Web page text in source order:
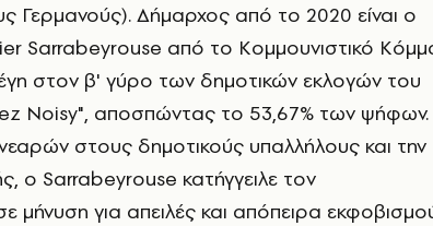
Γερμανούς). Δήμαρχος από το 2020 είναι ο
Sarrabeyrouse από το Κομμουνιστικό
στον β' γύρο των δημοτικών εκλογών του
Noisy", αποσπώντας το 53,67% των ψήφων.
στους δημοτικούς υπαλλήλους και την
ο Sarrabeyrouse κατήγγειλε τον
μήνυση για απειλές και απόπειρα